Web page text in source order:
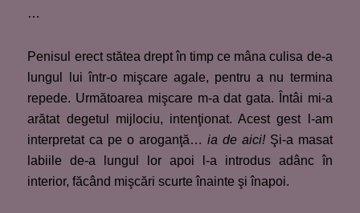
…
Penisul erect stătea drept în timp ce mâna culisa de-a
lungul lui într-o mişcare agale, pentru a nu termina
repede. Următoarea mişcare m-a dat gata. Întâi mi-a
arătat degetul mijlociu, intenţionat. Acest gest l-am
interpretat ca pe o aroganţă… ia de aici!Şi-a masat
labiile de-a lungul lor apoi l-a introdus adânc în
interior, făcând mişcări scurte înainte şi înapoi.